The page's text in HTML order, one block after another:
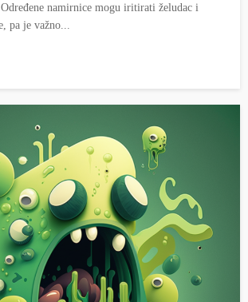
Određene namirnice mogu iritirati želudac i
pa je važno...